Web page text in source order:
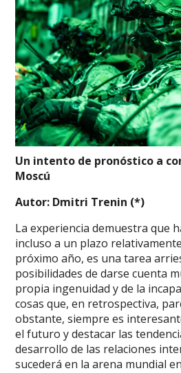
Un intento de pronóstico a
Moscú
Autor: Dmitri Trenin (*)
La experiencia demuestra que
incluso a un plazo
próximo año, es una tarea
posibilidades de darse cuenta
propia ingenuidad y de la
cosas que, en retrospectiva,
obstante, siempre es
el futuro y destacar las
desarrollo de las relaciones
sucederá en la arena mundial